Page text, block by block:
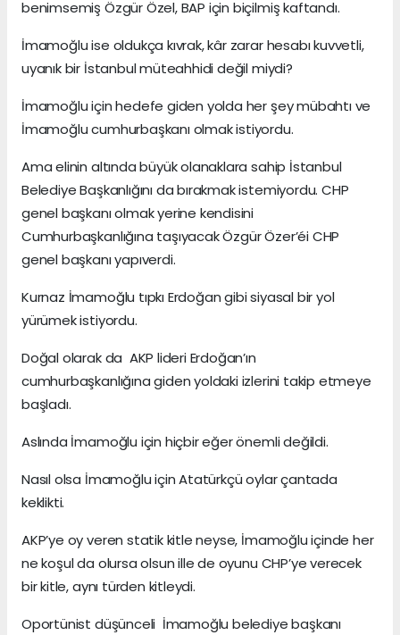
benimsemiş Özgür Özel, BAP için biçilmiş kaftandı.
İmamoğlu ise oldukça kıvrak, kâr zarar hesabı kuvvetli,
uyanık bir İstanbul müteahhidi değil miydi?
İmamoğlu için hedefe giden yolda her şey mübahtı ve
İmamoğlu cumhurbaşkanı olmak istiyordu.
Ama elinin altında büyük olanaklara sahip İstanbul
Belediye Başkanlığını da bırakmak istemiyordu. CHP
genel başkanı olmak yerine kendisini
Cumhurbaşkanlığına taşıyacak Özgür Özer’éi CHP
genel başkanı yapıverdi.
Kurnaz İmamoğlu tıpkı Erdoğan gibi siyasal bir yol
yürümek istiyordu.
Doğal olarak da AKP lideri Erdoğan’ın
cumhurbaşkanlığına giden yoldaki izlerini takip etmeye
başladı.
Aslında İmamoğlu için hiçbir eğer önemli değildi.
Nasıl olsa İmamoğlu için Atatürkçü oylar çantada
keklikti.
AKP’ye oy veren statik kitle neyse, İmamoğlu içinde her
ne koşul da olursa olsun ille de oyunu CHP’ye verecek
bir kitle, aynı türden kitleydi.
Oportünist düşünceli İmamoğlu belediye başkanı